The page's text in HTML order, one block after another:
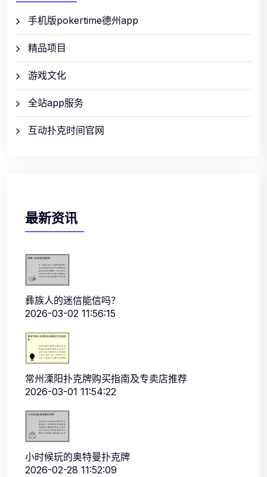
手机版pokertime德州app
精品项目
游戏文化
全站app服务
互动扑克时间官网
最新资讯
彝族人的迷信能信吗？
2026-03-02 11:56:15
常州溧阳扑克牌购买指南及专卖店推荐
2026-03-01 11:54:22
小时候玩的奥特曼扑克牌
2026-02-28 11:52:09